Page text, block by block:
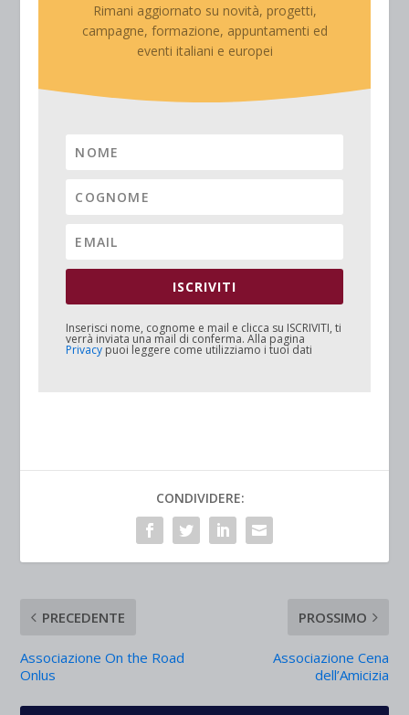
Rimani aggiornato su novità, progetti,
campagne, formazione, appuntamenti ed
eventi italiani e europei
ISCRIVITI
Inserisci nome, cognome e mail e clicca su ISCRIVITI, ti
verrà inviata una mail di conferma. Alla pagina
Privacy puoi leggere come utilizziamo i tuoi dati
CONDIVIDERE:
PRECEDENTE
Associazione On the Road
Onlus
PROSSIMO
Associazione Cena
dell’Amicizia